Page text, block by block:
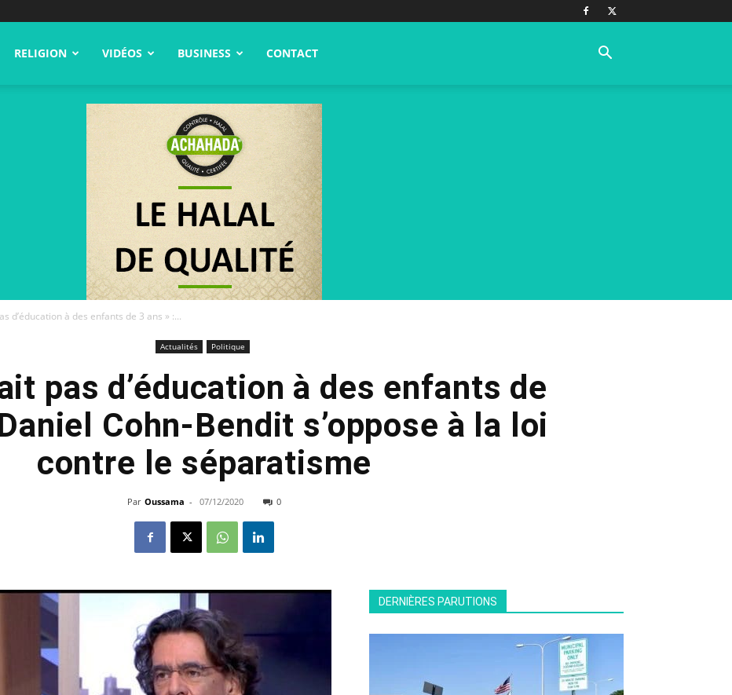
RELIGION VIDÉOS BUSINESS CONTACT
d’éducation à des enfants de 3 ans » :...
Actualités Politique
pas d’éducation à des enfants de
Cohn-Bendit s’oppose à la loi
contre le séparatisme
Par Oussama - 07/12/2020 0
DERNIÈRES PARUTIONS